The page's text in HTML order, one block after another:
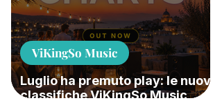
Luglio ha premuto play: le nuove
classifiche ViKingSo Music
ViKingSo Music